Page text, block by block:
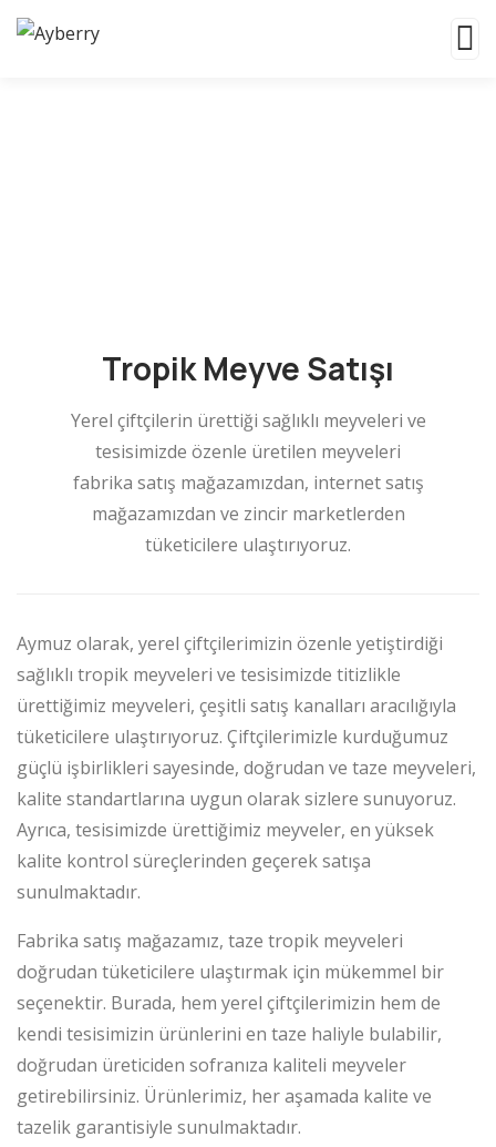
Tropik Meyve Satışı
Yerel çiftçilerin ürettiği sağlıklı meyveleri ve
tesisimizde özenle üretilen meyveleri
fabrika satış mağazamızdan, internet satış
mağazamızdan ve zincir marketlerden
tüketicilere ulaştırıyoruz.
Aymuz olarak, yerel çiftçilerimizin özenle yetiştirdiği
sağlıklı tropik meyveleri ve tesisimizde titizlikle
ürettiğimiz meyveleri, çeşitli satış kanalları aracılığıyla
tüketicilere ulaştırıyoruz. Çiftçilerimizle kurduğumuz
güçlü işbirlikleri sayesinde, doğrudan ve taze meyveleri,
kalite standartlarına uygun olarak sizlere sunuyoruz.
Ayrıca, tesisimizde ürettiğimiz meyveler, en yüksek
kalite kontrol süreçlerinden geçerek satışa
sunulmaktadır.
Fabrika satış mağazamız, taze tropik meyveleri
doğrudan tüketicilere ulaştırmak için mükemmel bir
seçenektir. Burada, hem yerel çiftçilerimizin hem de
kendi tesisimizin ürünlerini en taze haliyle bulabilir,
doğrudan üreticiden sofranıza kaliteli meyveler
getirebilirsiniz. Ürünlerimiz, her aşamada kalite ve
tazelik garantisiyle sunulmaktadır.